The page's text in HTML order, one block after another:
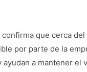
que cerca
por parte de la
a mantener el